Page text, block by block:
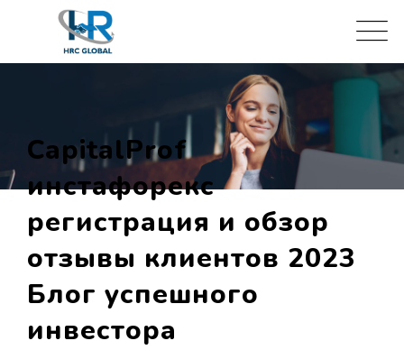
CapitalProf
инстафорекс
регистрация и обзор
отзывы клиентов 2023
Блог успешного
инвестора